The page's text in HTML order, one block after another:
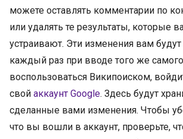
можете оставлять комментарии по
или удалять те результаты, которые
устраивают. Эти изменения вам
каждый раз при вводе того же
воспользоваться Википоиском,
свой аккаунт Google. Здесь будут
сделанные вами изменения. Чтобы
что вы вошли в аккаунт, проверьте,